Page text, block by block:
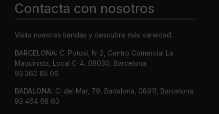
Contacta con nosotros
Visita nuestras tiendas y descubre más variedad.
BARCELONA: C. Potosí, N-2, Centro Comercial La
Maquinista, Local C-4, 08030, Barcelona
93 360 85 06
BADALONA: C. del Mar, 79, Badalona, 08911, Barcelona
93 464 68 63